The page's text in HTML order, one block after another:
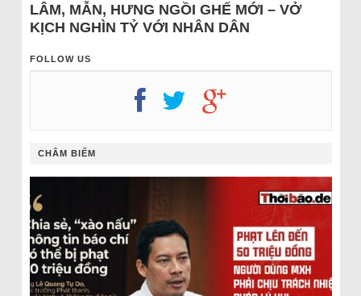
LÂM, MẪN, HƯNG NGỒI GHẾ MỚI – VỞ
KỊCH NGHÌN TỶ VỚI NHÂN DÂN
FOLLOW US
CHÂM BIẾM